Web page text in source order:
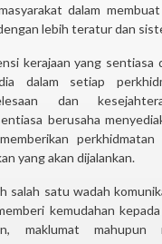
dalam
lebih teratur dan
kerajaan yang sentiasa
dalam setiap
dan
berusaha
perkhidmatan
yang akan dijalankan.
salah satu wadah
kemudahan
maklumat mahupun